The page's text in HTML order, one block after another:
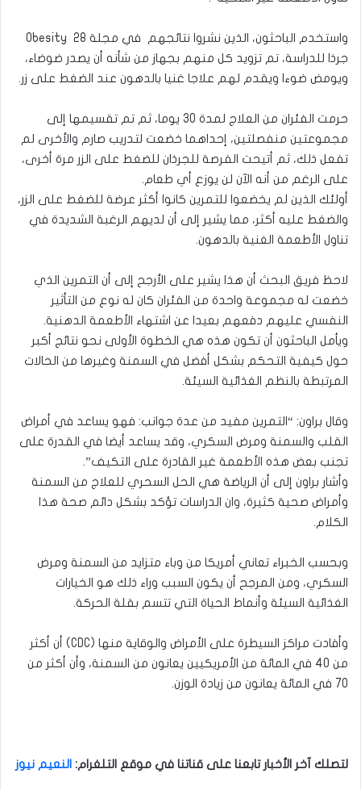
واستخدم الباحثون، الذين نشروا نتائجهم في مجلة Obesity 28
جرذا للدراسة، تم تزويد كل منهم بجهاز من شأنه أن يصدر ضوضاء،
ويومض ضوءا ويقدم لهم علاجا غنيا بالدهون عند الضغط على زر.
حرمت الفئران من العلاج لمدة 30 يوما، ثم تم تقسيمها إلى
مجموعتين منفصلتين، إحداهما خضعت لتدريب صارم والأخرى لم
تفعل ذلك، ثم أتيحت الفرصة للجرذان للضغط على الزر مرة أخرى،
على الرغم من أنه الآن لن يوزع أي طعام.
أولئك الذين لم يخضعوا للتمرين كانوا أكثر عرضة للضغط على الزر،
والضغط عليه أكثر، مما يشير إلى أن لديهم الرغبة الشديدة في
تناول الأطعمة الغنية بالدهون.
لاحظ فريق البحث أن هذا يشير على الأرجح إلى أن التمرين الذي
خضعت له مجموعة واحدة من الفئران كان له نوع من التأثير
النفسي عليهم دفعهم بعيدا عن اشتهاء الأطعمة الدهنية.
ويأمل الباحثون أن تكون هذه هي الخطوة الأولى نحو نتائج أكبر
حول كيفية التحكم بشكل أفضل في السمنة وغيرها من الحالات
المرتبطة بالنظم الغذائية السيئة.
وقال براون: “التمرين مفيد من عدة جوانب: فهو يساعد في أمراض
القلب والسمنة ومرض السكري، وقد يساعد أيضا في القدرة على
تجنب بعض هذه الأطعمة غير القادرة على التكيف”.
وأشار براون إلى أن الرياضة هي الحل السحري للعلاج من السمنة
وأمراض صحية كثيرة، وان الدراسات تؤكد بشكل دائم صحة هذا
الكلام.
وبحسب الخبراء تعاني أمريكا من وباء متزايد من السمنة ومرض
السكري، ومن المرجح أن يكون السبب وراء ذلك هو الخيارات
الغذائية السيئة وأنماط الحياة التي تتسم بقلة الحركة.
وأفادت مراكز السيطرة على الأمراض والوقاية منها (CDC) أن أكثر
من 40 في المائة من الأمريكيين يعانون من السمنة، وأن أكثر من
70 في المائة يعانون من زيادة الوزن.
لتصلك آخر الأخبار تابعنا على قناتنا في موقع التلغرام: النعيم نيوز